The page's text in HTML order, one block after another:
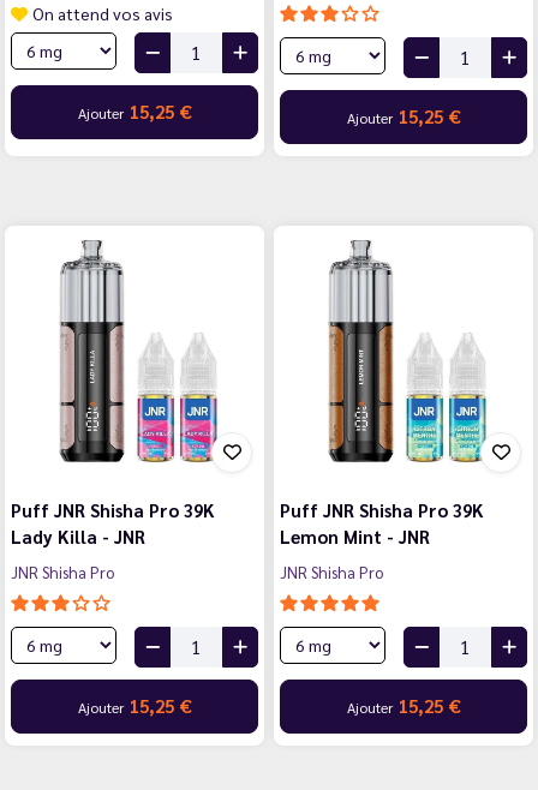
On attend vos avis
Ajouter 15,25 € Ajouter 15,25 €
Puff JNR Shisha Pro 39K
Lady Killa - JNR
JNR Shisha Pro
Ajouter 15,25 €
Puff JNR Shisha Pro 39K
Lemon Mint - JNR
JNR Shisha Pro
Ajouter 15,25 €